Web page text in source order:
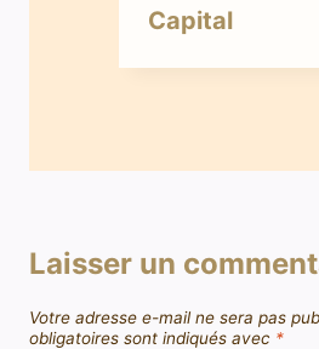
Capital
Laisser un
Votre adresse e-mail ne sera pas
obligatoires sont indiqués avec *